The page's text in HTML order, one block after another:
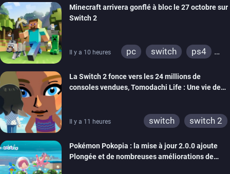
Minecraft arrivera gonflé à bloc le 27 octobre sur
Switch 2
Il y a 10 heures pc switch
ps4
wiiu
3ds
ps3
xbox 360
switch 2
La Switch 2 fonce vers les 24 millions de
consoles vendues, Tomodachi Life : Une vie de
Il y a 11 heures switch switch 2
Pokémon Pokopia : la mise à jour 2.0.0 ajoute
Plongée et de nombreuses améliorations de